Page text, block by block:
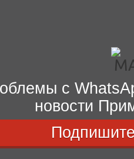
с
новости